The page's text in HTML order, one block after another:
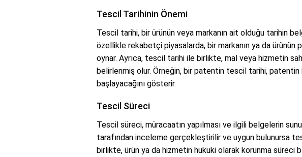
Tescil Tarihinin Önemi
Tescil tarihi, bir ürünün veya markanın ait olduğu tarihin
özellikle rekabetçi piyasalarda, bir markanın ya da ürünün
oynar. Ayrıca, tescil tarihi ile birlikte, mal veya hizmetin
belirlenmiş olur. Örneğin, bir patentin tescil tarihi, patentin
başlayacağını gösterir.
Tescil Süreci
Tescil süreci, müracaatın yapılması ve ilgili belgelerin
tarafından inceleme gerçekleştirilir ve uygun bulunursa
birlikte, ürün ya da hizmetin hukuki olarak korunma süreci